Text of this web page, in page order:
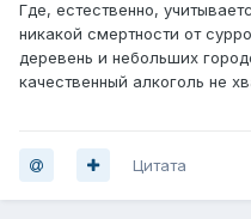
Где, естественно,
никакой смертности от
деревень и небольших
качественный алкоголь не
Цитата